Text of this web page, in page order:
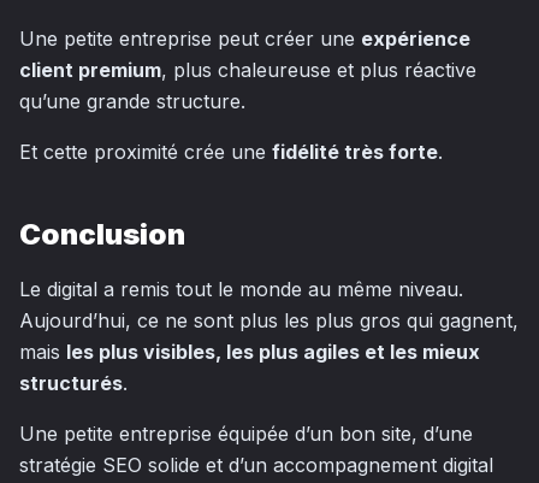
Une petite entreprise peut créer une expérience
client premium, plus chaleureuse et plus réactive
qu’une grande structure.
Et cette proximité crée une fidélité très forte.
Conclusion
Le digital a remis tout le monde au même niveau.
Aujourd’hui, ce ne sont plus les plus gros qui gagnent,
mais les plus visibles, les plus agiles et les mieux
structurés.
Une petite entreprise équipée d’un bon site, d’une
stratégie SEO solide et d’un accompagnement digital